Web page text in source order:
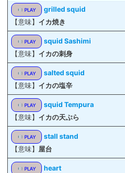
PLAY
grilled squid
【意味】 イカ焼き
PLAY
squid Sashimi
【意味】 イカの刺身
PLAY
salted squid
【意味】 イカの塩辛
PLAY
squid Tempura
【意味】 イカの天ぷら
PLAY
stall stand
【意味】 屋台
PLAY
heart